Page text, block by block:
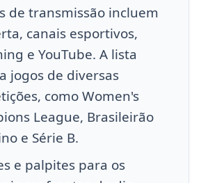
de transmissão incluem
canais esportivos,
e YouTube. A lista
jogos de diversas
como Women's
League, Brasileirão
e Série B.
e palpites para os